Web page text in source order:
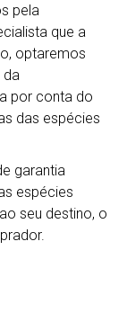
pela
que a
optaremos
da
por conta do
das espécies
garantia
espécies
seu destino, o